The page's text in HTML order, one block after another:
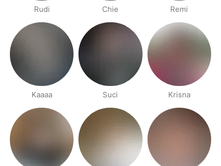
Rudi Chie Remi
Kaaaa Suci Krisna